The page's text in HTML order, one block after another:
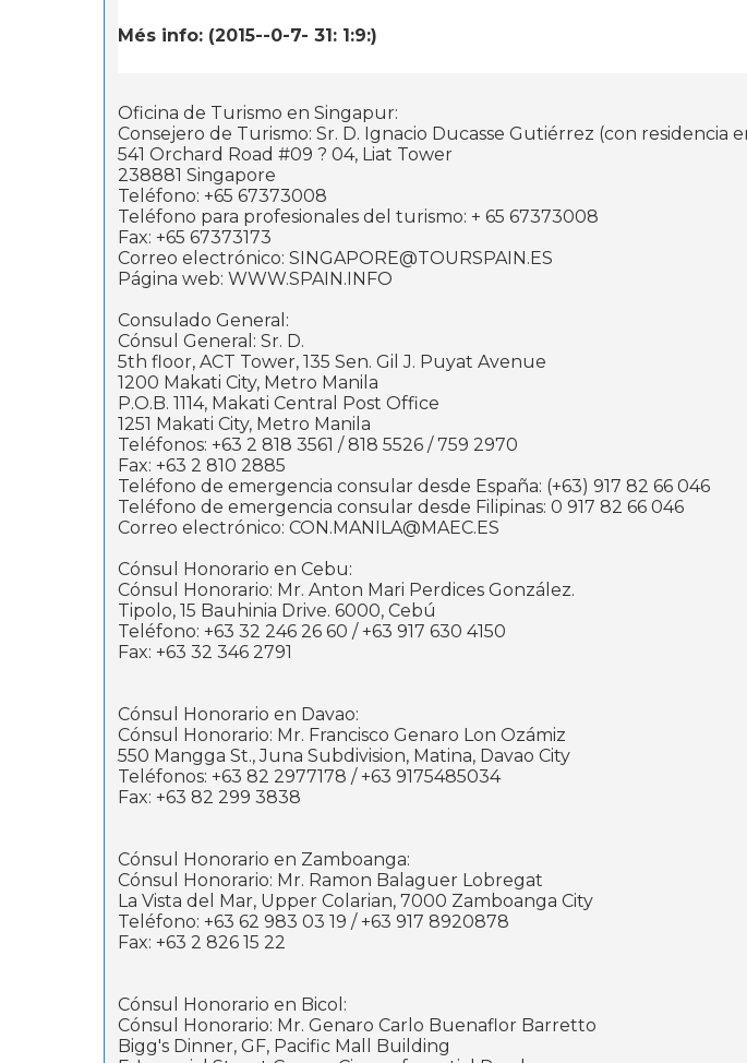
Més info: (2015--0-7- 31: 1:9:)
Oficina de Turismo en Singapur:
Consejero de Turismo: Sr. D. Ignacio Ducasse Gutiérrez (con residencia
541 Orchard Road #09 ? 04, Liat Tower
238881 Singapore
Teléfono: +65 67373008
Teléfono para profesionales del turismo: + 65 67373008
Fax: +65 67373173
Correo electrónico: SINGAPORE@TOURSPAIN.ES
Página web: WWW.SPAIN.INFO
Consulado General:
Cónsul General: Sr. D.
5th floor, ACT Tower, 135 Sen. Gil J. Puyat Avenue
1200 Makati City, Metro Manila
P.O.B. 1114, Makati Central Post Office
1251 Makati City, Metro Manila
Teléfonos: +63 2 818 3561 / 818 5526 / 759 2970
Fax: +63 2 810 2885
Teléfono de emergencia consular desde España: (+63) 917 82 66 046
Teléfono de emergencia consular desde Filipinas: 0 917 82 66 046
Correo electrónico: CON.MANILA@MAEC.ES
Cónsul Honorario en Cebu:
Cónsul Honorario: Mr. Anton Mari Perdices González.
Tipolo, 15 Bauhinia Drive. 6000, Cebú
Teléfono: +63 32 246 26 60 / +63 917 630 4150
Fax: +63 32 346 2791
Cónsul Honorario en Davao:
Cónsul Honorario: Mr. Francisco Genaro Lon Ozámiz
550 Mangga St., Juna Subdivision, Matina, Davao City
Teléfonos: +63 82 2977178 / +63 9175485034
Fax: +63 82 299 3838
Cónsul Honorario en Zamboanga:
Cónsul Honorario: Mr. Ramon Balaguer Lobregat
La Vista del Mar, Upper Colarian, 7000 Zamboanga City
Teléfono: +63 62 983 03 19 / +63 917 8920878
Fax: +63 2 826 15 22
Cónsul Honorario en Bicol:
Cónsul Honorario: Mr. Genaro Carlo Buenaflor Barretto
Bigg's Dinner, GF, Pacific Mall Building